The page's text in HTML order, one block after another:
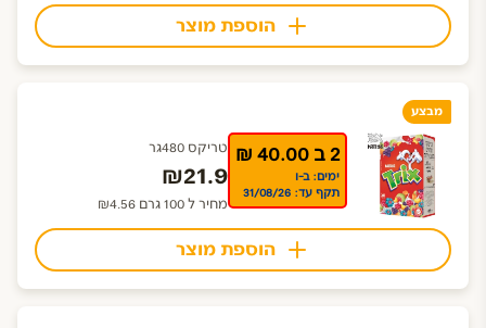
הוספת מוצר
מבצע
2 ב 40.00 ₪
ימים: ב-ו
תקף עד: 31/08/26
טריקס 480גר
₪21.9
מחיר ל 100 גרם ₪4.56
הוספת מוצר